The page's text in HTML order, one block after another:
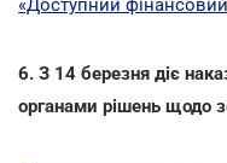
«Доступний фінансовий
6. З 14 березня діє
органами рішень щодо